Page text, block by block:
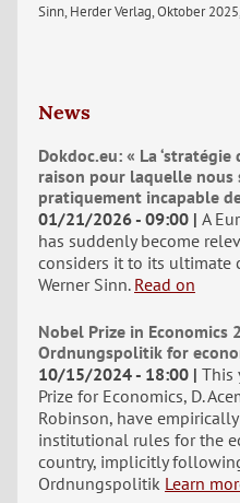
Sinn, Herder Verlag, Oktober
News
Dokdoc.eu: « La
raison pour laquelle nous
pratiquement incapable
01/21/2026 - 09:00 A
has suddenly become
considers it to its ultimate
Werner Sinn. Read on
Nobel Prize in Economics
Ordnungspolitik for
10/15/2024 - 18:00 This
Prize for Economics, D.
Robinson, have
institutional rules for the
country, implicitly
Ordnungspolitik Learn